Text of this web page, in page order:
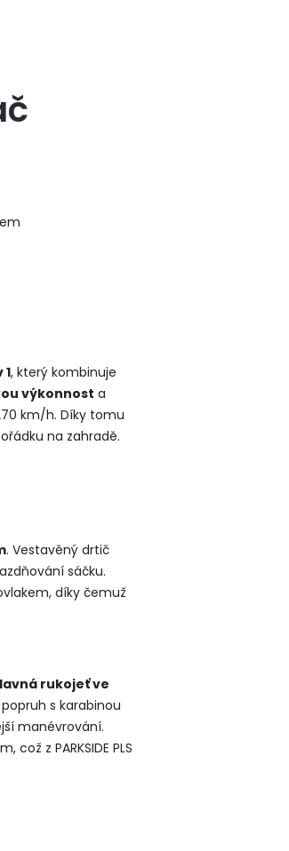
, který kombinuje
výkonnost a
km/h. Díky tomu
na zahradě.
. Vestavěný drtič
sáčku.
díky čemuž
rukojeť ve
s karabinou
manévrování.
z PARKSIDE PLS